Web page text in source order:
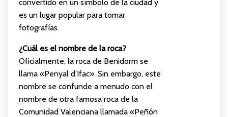
convertido en un símbolo de la ciudad y
es un lugar popular para tomar
fotografías.
¿Cuál es el nombre de la roca?
Oficialmente, la roca de Benidorm se
llama «Penyal d’Ifac». Sin embargo, este
nombre se confunde a menudo con el
nombre de otra famosa roca de la
Comunidad Valenciana llamada «Peñón